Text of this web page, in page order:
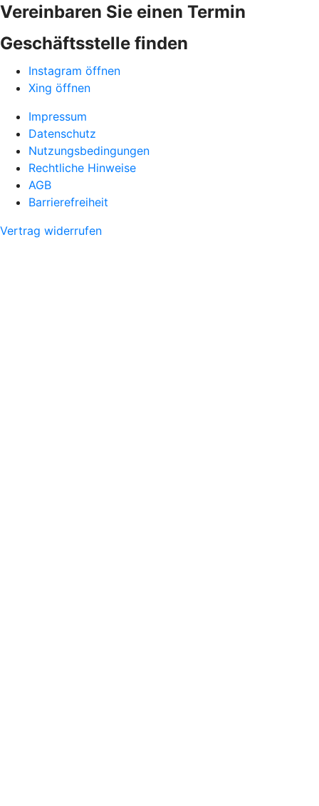
Vereinbaren Sie einen Termin
Geschäftsstelle finden
Instagram öffnen
Xing öffnen
Impressum
Datenschutz
Nutzungsbedingungen
Rechtliche Hinweise
AGB
Barrierefreiheit
Vertrag widerrufen